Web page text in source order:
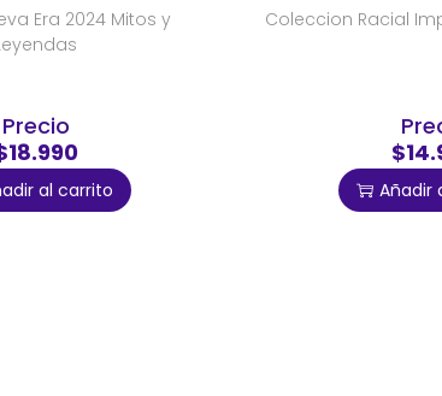
Era 2024 Mitos y
Precio
al carrito
Coleccion Racial
Añadir